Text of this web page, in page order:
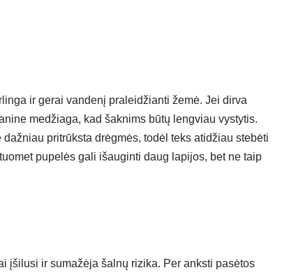
ir gerai vandenį praleidžianti žemė. Jei dirva
medžiaga, kad šaknims būtų lengviau vystytis.
pritrūksta drėgmės, todėl teks atidžiau stebėti
pupelės gali išauginti daug lapijos, bet ne taip
įšilusi ir sumažėja šalnų rizika. Per anksti pasėtos